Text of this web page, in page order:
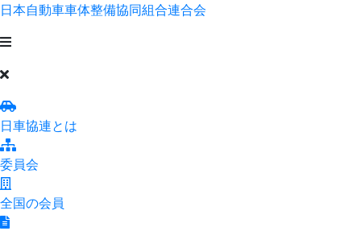
日本自動車車体整備協同組合連合会
日車協連とは
委員会
全国の会員